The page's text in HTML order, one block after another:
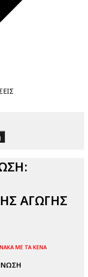
ΑΓΩΓΗΣ
ΜΕ ΤΑ ΚΕΝΑ